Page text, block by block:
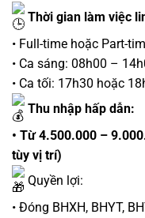
Thời gian làm việc
• Full-time hoặc Part-
• Ca sáng: 08h00 –
• Ca tối: 17h30 hoặc
Thu nhập hấp dẫn:
• Từ 4.500.000 –
tùy vị trí)
Quyền lợi:
• Đóng BHXH, BHYT,